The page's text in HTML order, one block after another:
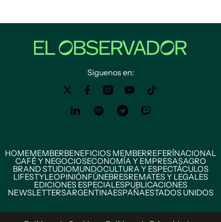
Siguenos en:
HOMEMEMBERBENEFICIOS MEMBERREFERÍNACIONAL
CAFÉ Y NEGOCIOSECONOMÍA Y EMPRESASAGRO
BRAND STUDIOMUNDOCULTURA Y ESPECTÁCULOS
LIFESTYLEOPINIÓNFÚNEBRESREMATES Y LEGALES
EDICIONES ESPECIALESPUBLICACIONES
NEWSLETTERSARGENTINAESPAÑAESTADOS UNIDOS